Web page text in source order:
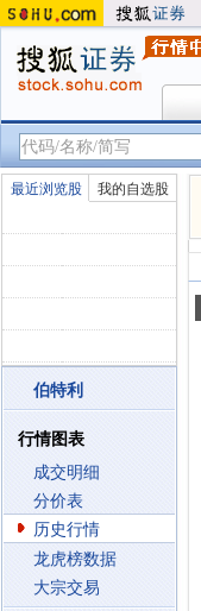
最近浏览股 我的自选股
伯特利
行情图表
成交明细
分价表
历史行情
龙虎榜数据
大宗交易